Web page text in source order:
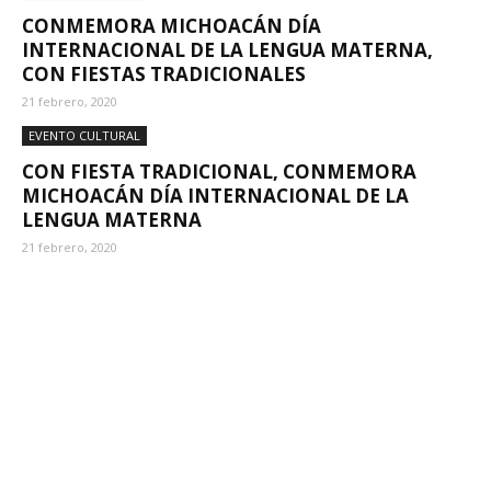
CONMEMORA MICHOACÁN DÍA
INTERNACIONAL DE LA LENGUA MATERNA,
CON FIESTAS TRADICIONALES
21 febrero, 2020
EVENTO CULTURAL
CON FIESTA TRADICIONAL, CONMEMORA
MICHOACÁN DÍA INTERNACIONAL DE LA
LENGUA MATERNA
21 febrero, 2020